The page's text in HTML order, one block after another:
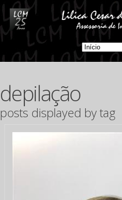
depilação
posts displayed by tag